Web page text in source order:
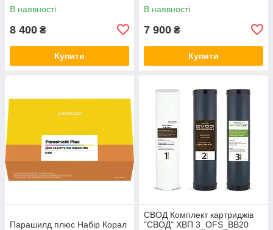
В наявності
8 400 ₴
Купити
В наявності
7 900 ₴
Купити
Парашилд плюс Набір Корал
СВОД Комплект картриджів
"СВОД" ХВП 3_OFS_BB20